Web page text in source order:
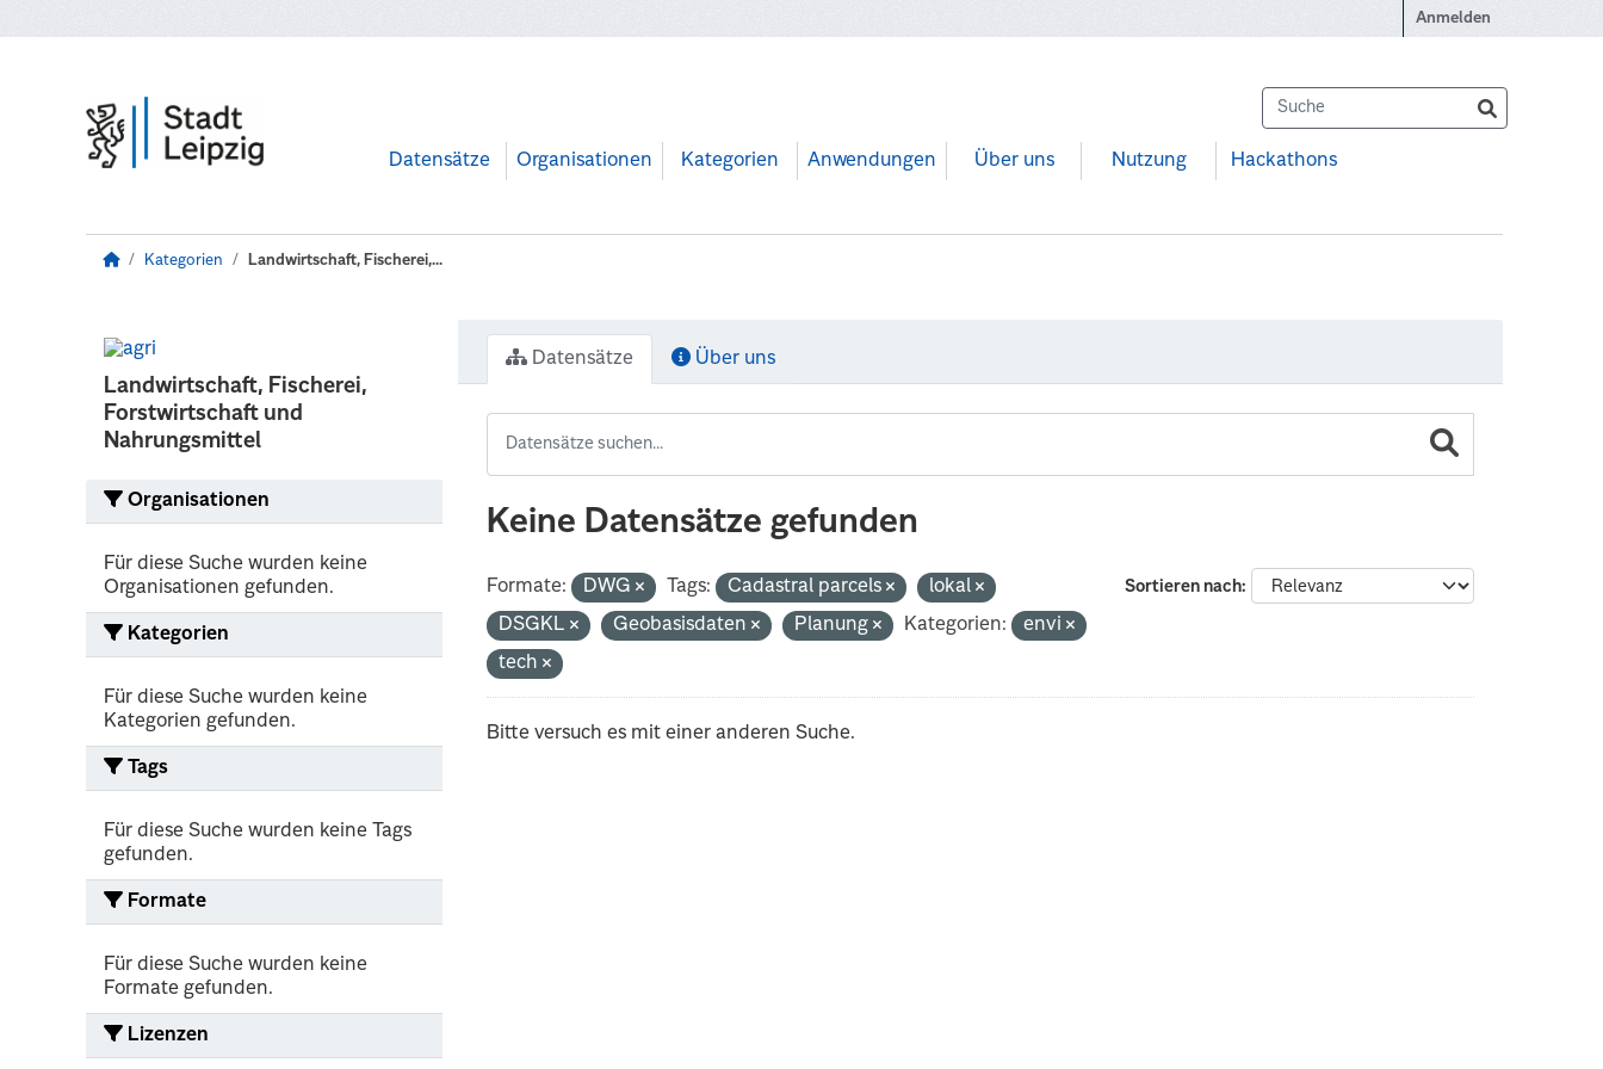
Anmelden
Datensätze Organisationen Kategorien Anwendungen Über uns Nutzung Hackathons
Kategorien Landwirtschaft, Fischerei,...
Landwirtschaft, Fischerei,
Forstwirtschaft und
Nahrungsmittel
Organisationen
Für diese Suche wurden keine
Organisationen gefunden.
Kategorien
Für diese Suche wurden keine
Kategorien gefunden.
Tags
Für diese Suche wurden keine Tags
gefunden.
Formate
Für diese Suche wurden keine
Formate gefunden.
Lizenzen
Datensätze Über uns
Keine Datensätze gefunden
Sortieren nach
Formate: DWG Tags: Cadastral parcels
lokal
DSGKL
Geobasisdaten Planung Kategorien:
envi
tech
Bitte versuch es mit einer anderen Suche.